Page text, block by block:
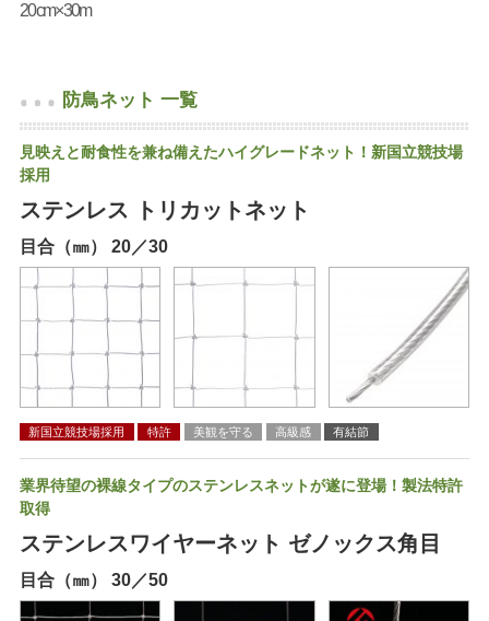
20cm×30m
防鳥ネット 一覧
見映えと耐食性を兼ね備えたハイグレードネット！新国立競技場
採用
ステンレス トリカットネット
目合（㎜） 20／30
新国立競技場採用 特許 美観を守る 高級感 有結節
業界待望の裸線タイプのステンレスネットが遂に登場！製法特許
取得
ステンレスワイヤーネット ゼノックス角目
目合（㎜） 30／50